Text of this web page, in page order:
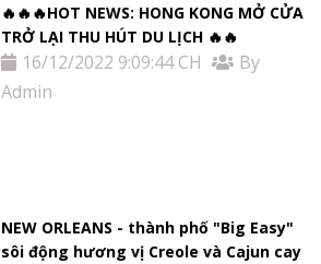
🔥🔥🔥HOT NEWS: HONG KONG MỞ CỬA
TRỞ LẠI THU HÚT DU LỊCH 🔥🔥
16/12/2022 9:09:44 CH
By
Admin
NEW ORLEANS - thành phố "Big Easy"
sôi động hương vị Creole và Cajun cay